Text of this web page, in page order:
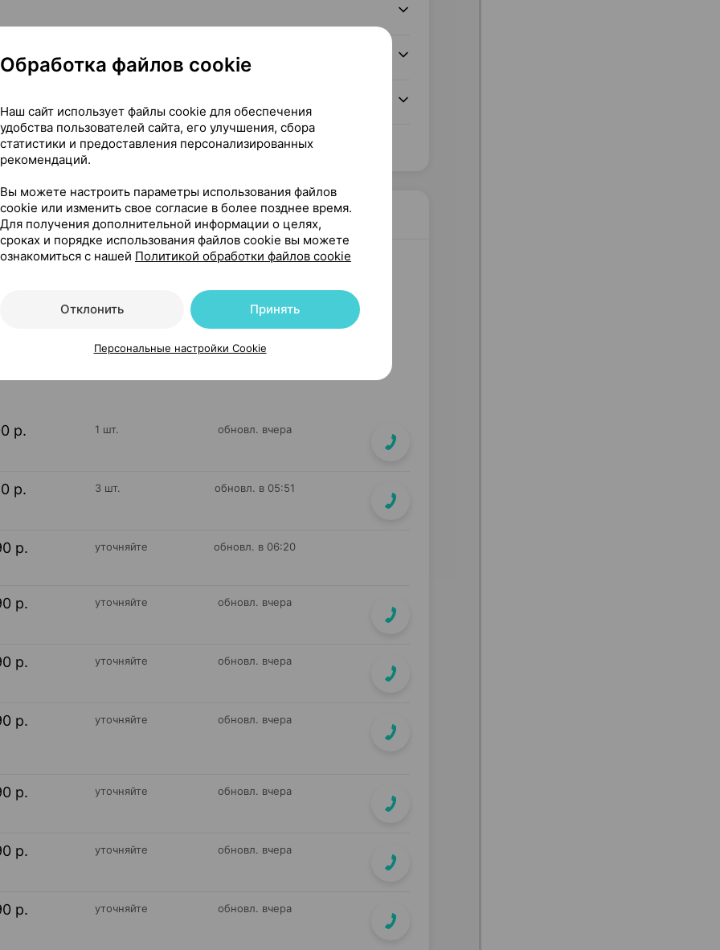
Читать полностью
25 г ×1, Хербион Пакистан
р. 1 шт. обновл. вчера
р. 3 шт. обновл. в 05:51
р. уточняйте обновл. в 06:20
р. уточняйте обновл. вчера
р. уточняйте обновл. вчера
р. уточняйте обновл. вчера
р. уточняйте обновл. вчера
р. уточняйте обновл. вчера
р. уточняйте обновл. вчера
Обработка файлов cookie
Наш сайт использует файлы cookie для обеспечения
удобства пользователей сайта, его улучшения, сбора
статистики и предоставления персонализированных
рекомендаций.
Вы можете настроить параметры использования файлов
cookie или изменить свое согласие в более позднее время.
Для получения дополнительной информации о целях,
сроках и порядке использования файлов cookie вы можете
ознакомиться с нашей Политикой обработки файлов cookie
Отклонить Принять
Персональные настройки Cookie